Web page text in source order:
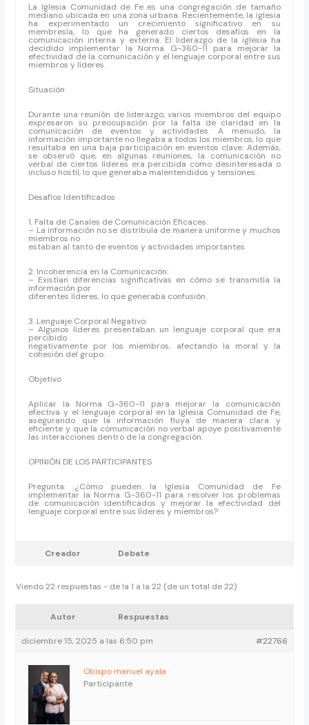
La Iglesia Comunidad de Fe es una congregación de tamaño
mediano ubicada en una zona urbana. Recientemente, la iglesia
ha experimentado un crecimiento significativo en su
membresía, lo que ha generado ciertos desafíos en la
comunicación interna y externa. El liderazgo de la iglesia ha
decidido implementar la Norma G-360-11 para mejorar la
efectividad de la comunicación y el lenguaje corporal entre sus
miembros y líderes.
Situación
Durante una reunión de liderazgo, varios miembros del equipo
expresaron su preocupación por la falta de claridad en la
comunicación de eventos y actividades. A menudo, la
información importante no llegaba a todos los miembros, lo que
resultaba en una baja participación en eventos clave. Además,
se observó que, en algunas reuniones, la comunicación no
verbal de ciertos líderes era percibida como desinteresada o
incluso hostil, lo que generaba malentendidos y tensiones.
Desafíos Identificados
1. Falta de Canales de Comunicación Eficaces:
– La información no se distribuía de manera uniforme y muchos
miembros no
estaban al tanto de eventos y actividades importantes.
2. Incoherencia en la Comunicación:
– Existían diferencias significativas en cómo se transmitía la
información por
diferentes líderes, lo que generaba confusión.
3. Lenguaje Corporal Negativo:
– Algunos líderes presentaban un lenguaje corporal que era
percibido
negativamente por los miembros, afectando la moral y la
cohesión del grupo.
Objetivo
Aplicar la Norma G-360-11 para mejorar la comunicación
efectiva y el lenguaje corporal en la Iglesia Comunidad de Fe,
asegurando que la información fluya de manera clara y
eficiente y que la comunicación no verbal apoye positivamente
las interacciones dentro de la congregación.
OPINIÓN DE LOS PARTICIPANTES
Pregunta: ¿Cómo pueden la Iglesia Comunidad de Fe
implementar la Norma G-360-11 para resolver los problemas
de comunicación identificados y mejorar la efectividad del
lenguaje corporal entre sus líderes y miembros?
Creador Debate
Viendo 22 respuestas - de la 1 a la 22 (de un total de 22)
Autor Respuestas
diciembre 15, 2025 a las 6:50 pm #22766
Obispo manuel ayala
Participante